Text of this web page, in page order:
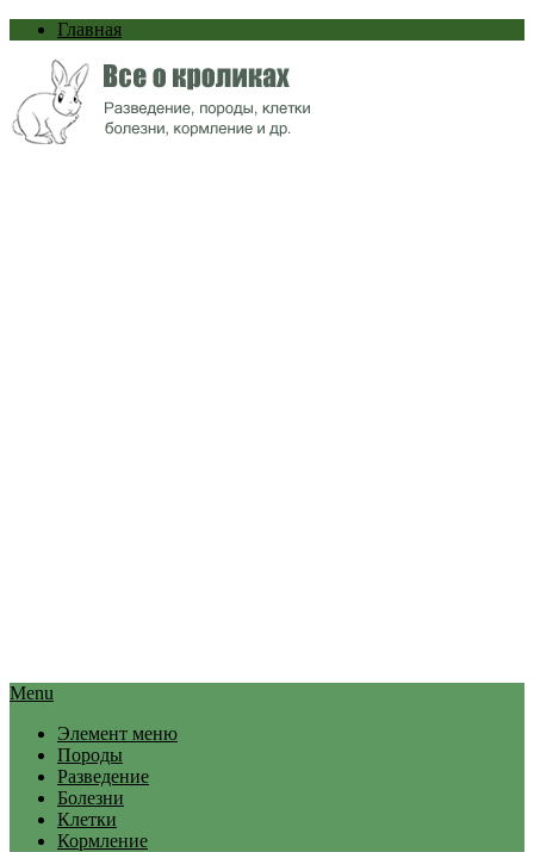
Главная
Menu
Элемент меню
Породы
Разведение
Болезни
Клетки
Кормление